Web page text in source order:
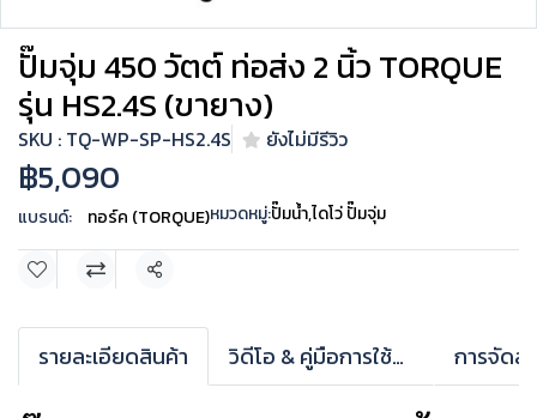
ปั๊มจุ่ม 450 วัตต์ ท่อส่ง 2 นิ้ว TORQUE
รุ่น HS2.4S (ขายาง)
SKU : TQ-WP-SP-HS2.4S ยังไม่มีรีวิว
฿5,090
แบรนด์: ทอร์ค (TORQUE)หมวดหมู่:ปั๊มน้ำ,ไดโว่ ปั๊มจุ่ม
แชร์
รายละเอียดสินค้า วิดีโอ & คู่มือการใช้งาน การจัดส่